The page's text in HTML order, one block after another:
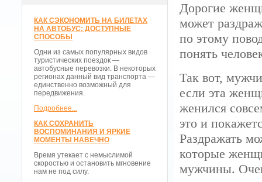
КАК СЭКОНОМИТЬ НА БИЛЕТАХ
НА АВТОБУС: ДОСТУПНЫЕ
СПОСОБЫ
Одни из самых популярных видов
туристических поездок —
автобусные перевозки. В некоторых
регионах данный вид транспорта —
единственно возможный для
передвижения.
Подробнее...
КАК СОХРАНИТЬ
ВОСПОМИНАНИЯ И ЯРКИЕ
МОМЕНТЫ НАВЕЧНО
Время утекает с немыслимой
скоростью и остановить мгновение
нам не под силу.
Дорогие
может
по этому
понять
Так вот,
если эта
женился
это и
Раздражать
которые
мужчины.